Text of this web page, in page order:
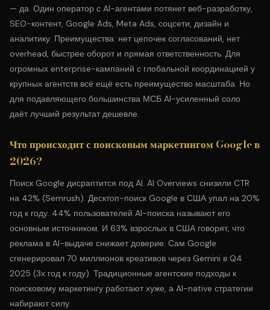
— да. Один оператор с AI-агентами потянет веб-разработку,
SEO-контент, Google Ads, Meta Ads, соцсети, дизайн и
аналитику. Преимущества: нет цепочек согласований, нет
overhead, быстрее оборот и прямая ответственность. Для
огромных enterprise-кампаний с глобальной координацией у
крупных агентств всё ещё есть преимущество масштаба. Но
для подавляющего большинства МСБ AI-усиленный соло
даёт лучший результат дешевле.
Что происходит с поисковым маркетингом Google в
2026?
Поиск Google дисраптится под AI. AI Overviews снизили CTR
на 42% (Semrush). Десктоп-поиск Google в США упал на 20%
год к году. 44% пользователей AI-поиска называют его
основным источником. И 63% взрослых в США говорят, что
реклама в AI-выдаче снижает доверие. Сам Google
сгенерировал 70 миллионов креативов через Gemini в Q4
2025 (3x год к году). Традиционные агентские подходы к
поисковому маркетингу работают хуже, а AI-native стратегии
набирают силу.